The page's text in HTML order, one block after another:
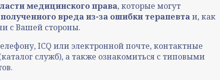
медицинского права, которые могут
вреда из-за ошибки терапевтаи, как
с Вашей стороны.
ICQ или электронной почте, контактные
служб), а также ознакомиться с типовыми